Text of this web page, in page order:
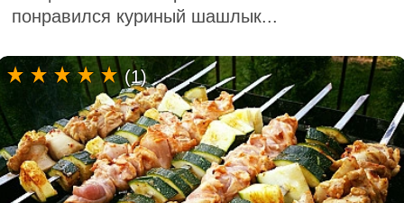
понравился куриный шашлык...
(1)